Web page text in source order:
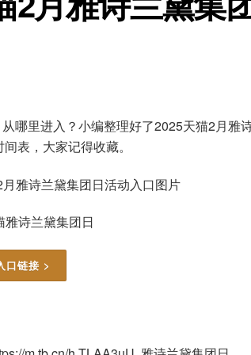
哪里进入？小编整理好了2025天猫2月雅
表，大家记得收藏。
雅诗兰黛集团日
口链接 >